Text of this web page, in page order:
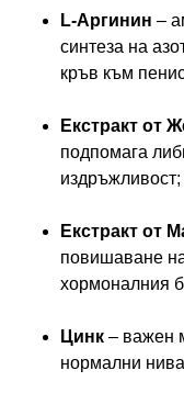
L-Аргинин –
синтеза на
кръв към
Екстракт от
подпомага
издръжливост;
Екстракт от
повишаване
хормоналния
Цинк – важен
нормални